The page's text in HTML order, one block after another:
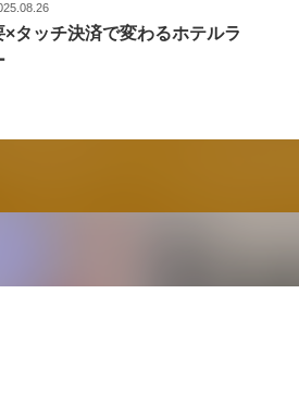
×タッチ決済で変わるホテルラ